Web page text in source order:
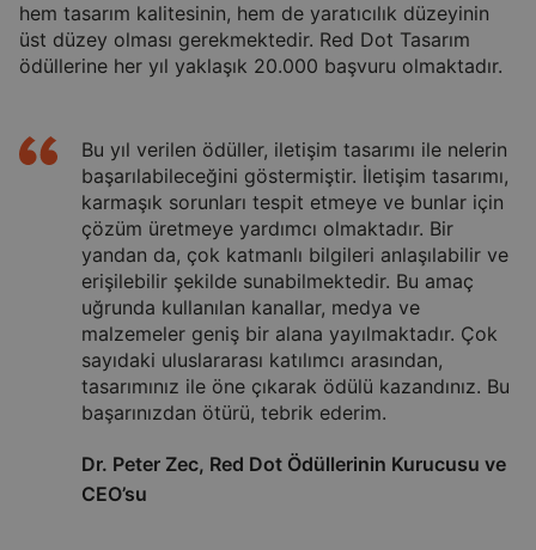
hem tasarım kalitesinin, hem de yaratıcılık düzeyinin
üst düzey olması gerekmektedir. Red Dot Tasarım
ödüllerine her yıl yaklaşık 20.000 başvuru olmaktadır.
Bu yıl verilen ödüller, iletişim tasarımı ile nelerin
başarılabileceğini göstermiştir. İletişim tasarımı,
karmaşık sorunları tespit etmeye ve bunlar için
çözüm üretmeye yardımcı olmaktadır. Bir
yandan da, çok katmanlı bilgileri anlaşılabilir ve
erişilebilir şekilde sunabilmektedir. Bu amaç
uğrunda kullanılan kanallar, medya ve
malzemeler geniş bir alana yayılmaktadır. Çok
sayıdaki uluslararası katılımcı arasından,
tasarımınız ile öne çıkarak ödülü kazandınız. Bu
başarınızdan ötürü, tebrik ederim.
Dr. Peter Zec, Red Dot Ödüllerinin Kurucusu ve
CEO’su